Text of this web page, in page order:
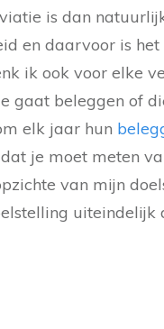
is dan
en daarvoor is het
ik ook voor elke
gaat beleggen of
elk jaar hun
je moet meten
van mijn
uiteindelijk